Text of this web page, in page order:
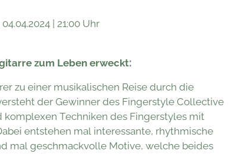
| 21:00 Uhr
zum Leben erweckt:
zu einer musikalischen Reise durch die
der Gewinner des Fingerstyle Collective
komplexen Techniken des Fingerstyles mit
entstehen mal interessante, rhythmische
mal geschmackvolle Motive, welche beides